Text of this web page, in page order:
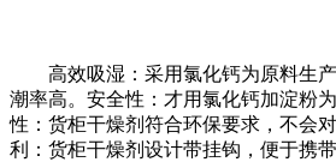
高效吸湿：采用氯化钙为原料生产
潮率高。安全性：才用氯化钙加淀粉
性：货柜干燥剂符合环保要求，不会
利：货柜干燥剂设计带挂钩，便于携带